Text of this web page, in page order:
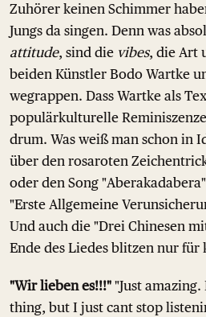
Zuhörer keinen Schimmer
Jungs da singen. Denn was
attitude, sind die vibes, die Art
beiden Künstler Bodo Wartke
wegrappen. Dass Wartke als
populärkulturelle
drum. Was weiß man schon in
über den rosaroten
oder den Song
"Erste Allgemeine
Und auch die "Drei Chinesen
Ende des Liedes blitzen nur für
"Wir lieben es!!!" "Just
thing, but I just cant stop